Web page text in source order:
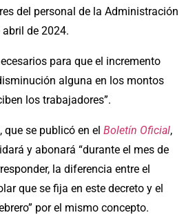
del personal de la Administración
abril de 2024.
para que el incremento
alguna en los montos
los trabajadores”.
se publicó en el Boletín Oficial,
y abonará “durante el mes de
la diferencia entre el
que se fija en este decreto y el
por el mismo concepto.